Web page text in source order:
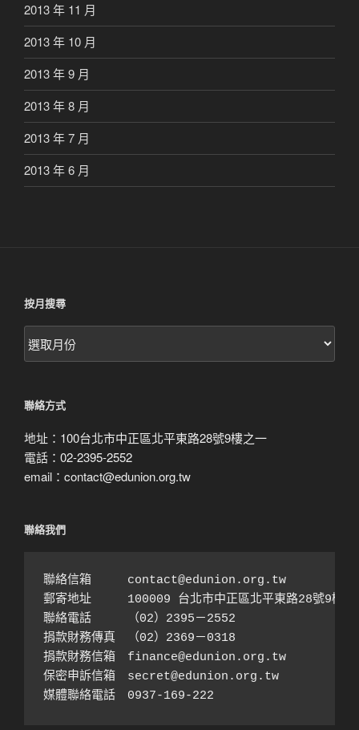
2013 年 11 月
2013 年 10 月
2013 年 9 月
2013 年 8 月
2013 年 7 月
2013 年 6 月
按月搜尋
按
月
聯絡方式
地址：100台北市中正區北平東路28號9樓之一
電話：02-2395-2552
email：contact@edunion.org.tw
聯絡我們
聯絡信箱　　　contact@edunion.org.tw
郵寄地址　　　100009 台北市中正區北平東路28號9樓之
聯絡電話　　　（02）2395－2552
捐款財務傳真　（02）2369－0318
捐款財務信箱　finance@edunion.org.tw
保密申訴信箱　secret@edunion.org.tw
媒體聯絡電話　0937-169-222